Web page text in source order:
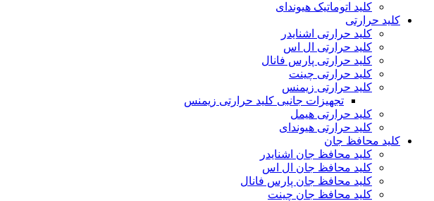
کلید اتوماتیک هیوندای
کلید حرارتی
کلید حرارتی اشنایدر
کلید حرارتی ال اس
کلید حرارتی پارس فانال
کلید حرارتی چینت
کلید حرارتی زیمنس
تجهیزات جانبی کلید حرارتی زیمنس
کلید حرارتی هیمل
کلید حرارتی هیوندای
کلید محافظ جان
کلید محافظ جان اشنایدر
کلید محافظ جان ال اس
کلید محافظ جان پارس فانال
کلید محافظ جان چینت